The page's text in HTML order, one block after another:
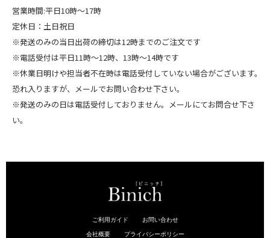
営業時間:平日10時～17時
定休日：土日祝日
※発送のみの当日出荷の締切は12時までのご注文です
※電話受付は平日11時～12時、13時～14時です
※休業日明けや担当者不在時は電話受付していない場合がございます。
恐れ入りますが、メールでお問い合わせ下さい。
※発送のみの日は電話受付しておりません。メールにてお問合せ下さ
い。